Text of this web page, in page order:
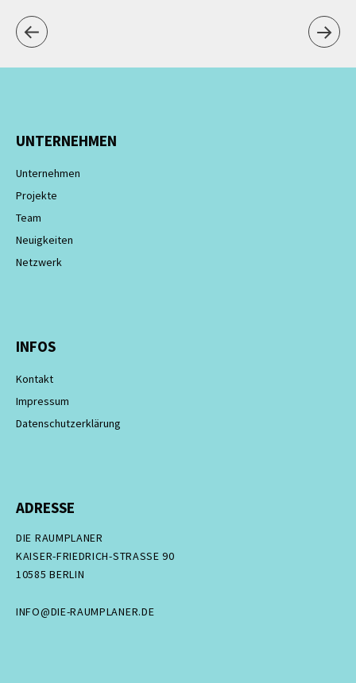
UNTERNEHMEN
Unternehmen
Projekte
Team
Neuigkeiten
Netzwerk
INFOS
Kontakt
Impressum
Datenschutzerklärung
ADRESSE
DIE RAUMPLANER
KAISER-FRIEDRICH-STRASSE 90
10585 BERLIN
INFO@DIE-RAUMPLANER.DE